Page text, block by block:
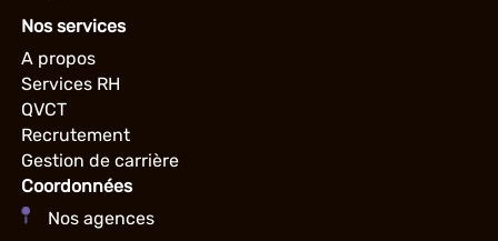
Nos services
A propos
Services RH
QVCT
Recrutement
Gestion de carrière
Coordonnées
Nos agences